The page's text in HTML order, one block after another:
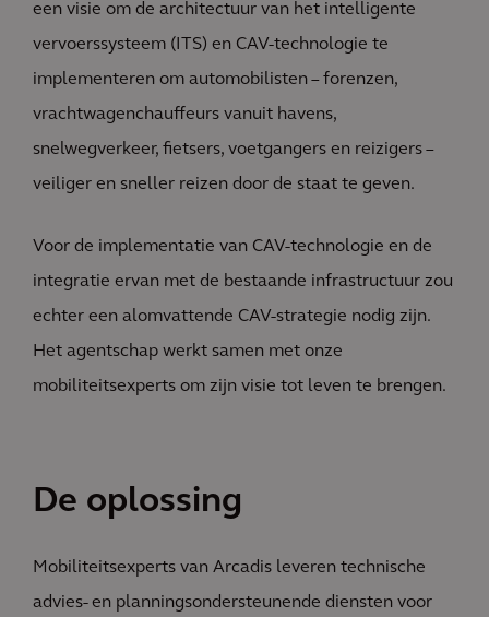
een visie om de architectuur van het intelligente
vervoerssysteem (ITS) en CAV-technologie te
implementeren om automobilisten – forenzen,
vrachtwagenchauffeurs vanuit havens,
snelwegverkeer, fietsers, voetgangers en reizigers –
veiliger en sneller reizen door de staat te geven.
Voor de implementatie van CAV-technologie en de
integratie ervan met de bestaande infrastructuur zou
echter een alomvattende CAV-strategie nodig zijn.
Het agentschap werkt samen met onze
mobiliteitsexperts om zijn visie tot leven te brengen.
De oplossing
Mobiliteitsexperts van Arcadis leveren technische
advies- en planningsondersteunende diensten voor